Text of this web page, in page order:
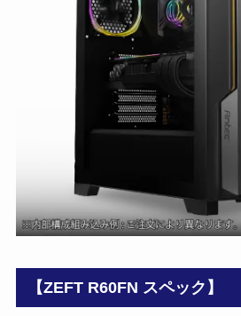
【ZEFT R60FN スペック】